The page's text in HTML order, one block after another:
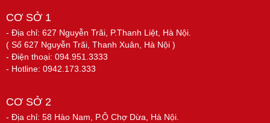
CƠ SỞ 1
- Địa chỉ: 627 Nguyễn Trãi, P.Thanh Liệt, Hà Nội.
( Số 627 Nguyễn Trãi, Thanh Xuân, Hà Nội )
- Điện thoại: 094.951.3333
- Hotline: 0942.173.333
CƠ SỞ 2
- Địa chỉ: 58 Hào Nam, P.Ô Chợ Dừa, Hà Nội.